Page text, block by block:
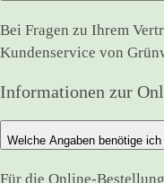
Bei Fragen zu Ihrem
Kundenservice von
Informationen zur
Welche Angaben benötige
Für die Online-